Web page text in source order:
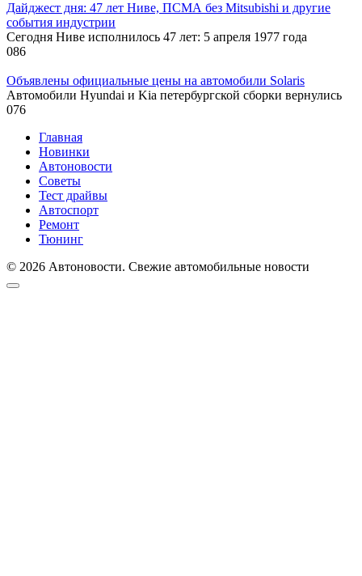
Дайджест дня: 47 лет Ниве, ПСМА без Mitsubishi и другие
события индустрии
Сегодня Ниве исполнилось 47 лет: 5 апреля 1977 года
086
Объявлены официальные цены на автомобили Solaris
Автомобили Hyundai и Kia петербургской сборки вернулись
076
Главная
Новинки
Автоновости
Советы
Тест драйвы
Автоспорт
Ремонт
Тюнинг
© 2026 Автоновости. Свежие автомобильные новости